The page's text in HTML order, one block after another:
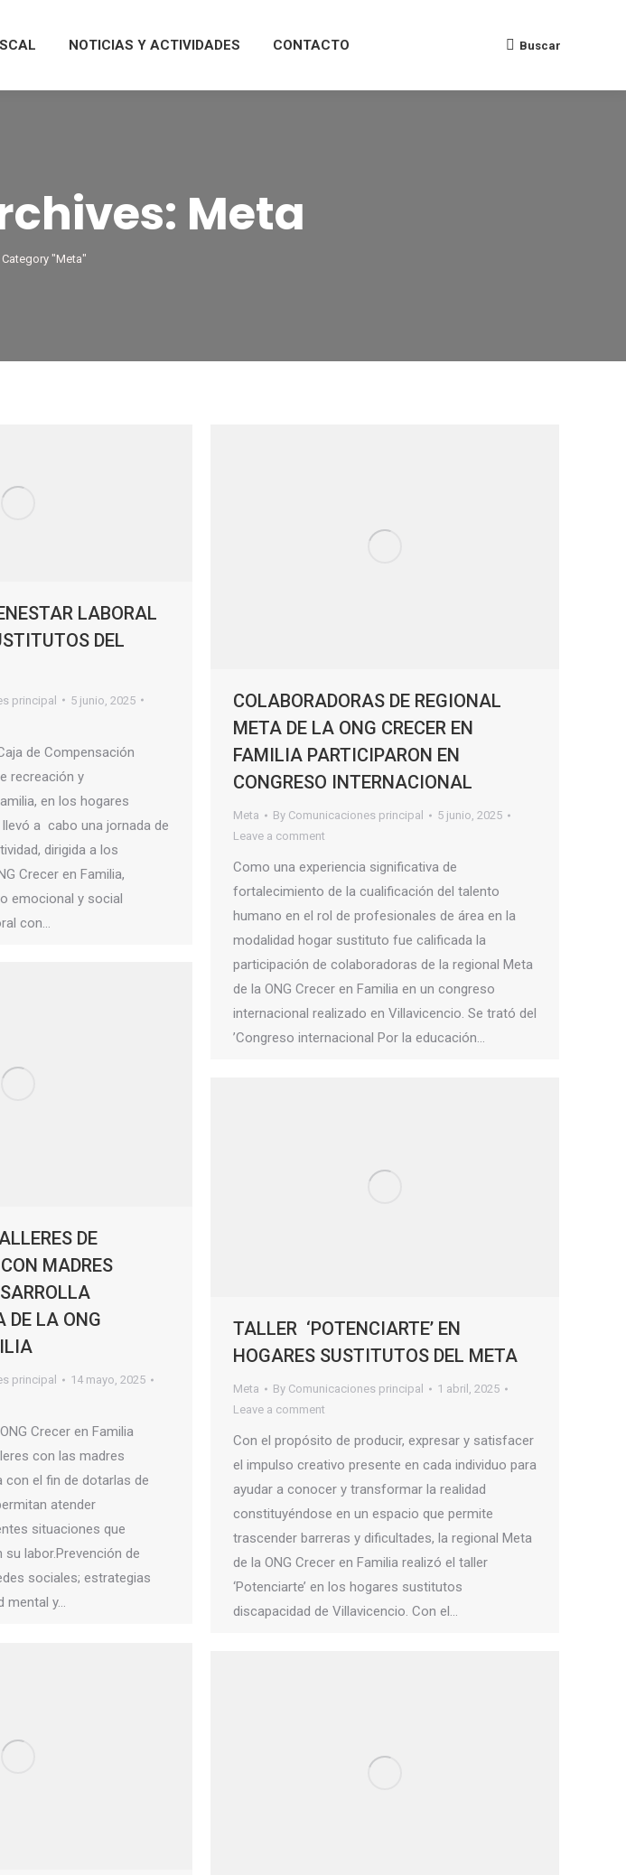
NOTICIAS Y ACTIVIDADES CONTACTO Buscar
Meta
Category "Meta"
LABORAL
DEL
principal
5 junio, 2025
de Compensación
recreación y
en los hogares
a cabo una jornada de
dirigida a los
Crecer en Familia,
emocional y social
con…
COLABORADORAS DE REGIONAL
META DE LA ONG CRECER EN
FAMILIA PARTICIPARON EN
CONGRESO INTERNACIONAL
Meta By Comunicaciones principal
5 junio, 2025
Leave a comment
Como una experiencia significativa de
fortalecimiento de la cualificación del talento
humano en el rol de profesionales de área en la
modalidad hogar sustituto fue calificada la
participación de colaboradoras de la regional Meta
de la ONG Crecer en Familia en un congreso
internacional realizado en Villavicencio. Se trató del
’Congreso internacional Por la educación…
DE
MADRES
DE LA ONG
principal
14 mayo, 2025
Crecer en Familia
con las madres
el fin de dotarlas de
atender
situaciones que
labor.Prevención de
sociales; estrategias
mental y…
TALLER ‘POTENCIARTE’ EN
HOGARES SUSTITUTOS DEL META
Meta By Comunicaciones principal
1 abril, 2025
Leave a comment
Con el propósito de producir, expresar y satisfacer
el impulso creativo presente en cada individuo para
ayudar a conocer y transformar la realidad
constituyéndose en un espacio que permite
trascender barreras y dificultades, la regional Meta
de la ONG Crecer en Familia realizó el taller
‘Potenciarte’ en los hogares sustitutos
discapacidad de Villavicencio. Con el…